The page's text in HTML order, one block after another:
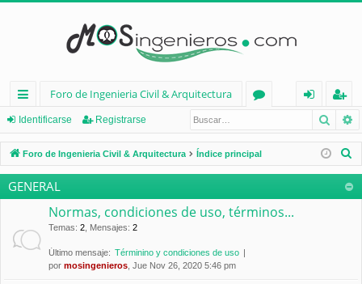
nl
ac
es
rá
d
Foro de Ingenieria Civil & Arquitectura
os
nt
ifi
eg
ist
ra
Identificarse Registrarse
Foro de Ingenieria Civil & Arquitectura Índice principal
GENERAL
Normas, condiciones de uso, términos...
Temas: 2 Mensajes: 2
Último mensaje: Términino y condiciones de uso
por mosingenieros , Jue Nov 26, 2020 5:46 pm